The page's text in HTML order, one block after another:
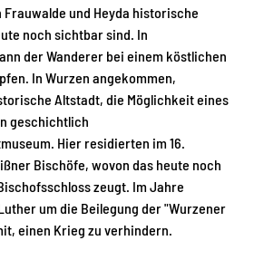
und Heyda historische
noch sichtbar sind. In
der Wanderer bei einem köstlichen
In Wurzen angekommen,
Altstadt, die Möglichkeit eines
geschichtlich
Hier residierten im 16.
Bischöfe, wovon das heute noch
zeugt. Im Jahre
um die Beilegung der "Wurzener
einen Krieg zu verhindern.